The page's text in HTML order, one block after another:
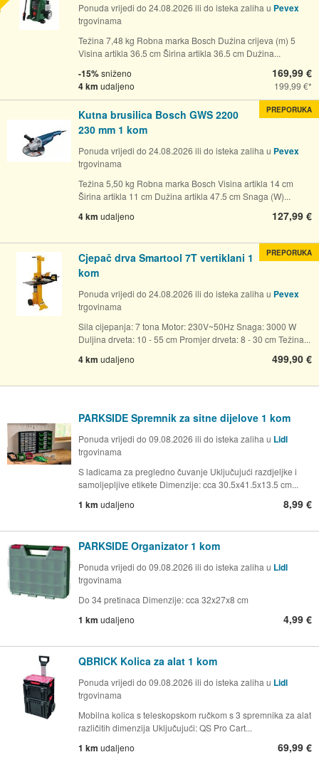
Ponuda vrijedi do 24.08.2026 ili do isteka zaliha u Pevex
trgovinama
Težina 7,48 kg Robna marka Bosch Dužina crijeva (m) 5
Visina artikla 36.5 cm Širina artikla 36.5 cm Dužina...
-15%sniženo
4 km udaljeno
169,99 €
199,99 €
Kutna brusilica Bosch GWS 2200
230 mm 1 kom
Ponuda vrijedi do 24.08.2026 ili do isteka zaliha u Pevex
trgovinama
Težina 5,50 kg Robna marka Bosch Visina artikla 14 cm
Širina artikla 11 cm Dužina artikla 47.5 cm Snaga (W)...
4 km udaljeno 127,99 €
PREPORUKA
Cjepač drva Smartool 7T vertiklani 1
kom
Ponuda vrijedi do 24.08.2026 ili do isteka zaliha u Pevex
trgovinama
Sila cijepanja: 7 tona Motor: 230V~50Hz Snaga: 3000 W
Duljina drveta: 10 - 55 cm Promjer drveta: 8 - 30 cm Težina...
4 km udaljeno 499,90 €
PREPORUKA
PARKSIDE Spremnik za sitne dijelove 1 kom
Ponuda vrijedi do 09.08.2026 ili do isteka zaliha u Lidl
trgovinama
S ladicama za pregledno čuvanje Uključujući razdjeljke i
samoljepljive etikete Dimenzije: cca 30.5x41.5x13.5 cm...
1 km udaljeno 8,99 €
PARKSIDE Organizator 1 kom
Ponuda vrijedi do 09.08.2026 ili do isteka zaliha u Lidl
trgovinama
Do 34 pretinaca Dimenzije: cca 32x27x8 cm
1 km udaljeno 4,99 €
QBRICK Kolica za alat 1 kom
Ponuda vrijedi do 09.08.2026 ili do isteka zaliha u Lidl
trgovinama
Mobilna kolica s teleskopskom ručkom s 3 spremnika za alat
različitih dimenzija Uključujući: QS Pro Cart...
1 km udaljeno 69,99 €